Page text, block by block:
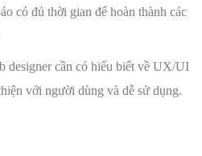
có đủ thời gian để hoàn thành các
designer cần có hiểu biết về UX/UI
với người dùng và dễ sử dụng.